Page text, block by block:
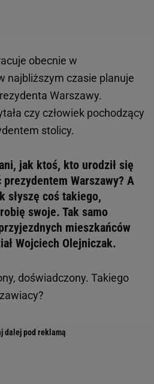
obecnie w
najbliższym czasie planuje
Warszawy.
czy człowiek pochodzący
stolicy.
jak ktoś, kto urodził się
Warszawy? A
słyszę coś takiego,
swoje. Tak samo
mieszkańców
Wojciech Olejniczak.
doświadczony. Takiego